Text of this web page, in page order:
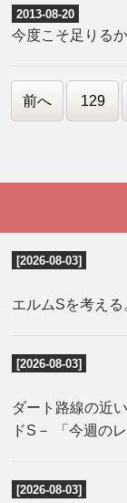
2013-08-20
今度こそ足りる
前へ 129
[2026-08-03]
エルムSを考え
[2026-08-03]
ダート路線の近
ドS－ 「今週の
[2026-08-03]